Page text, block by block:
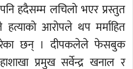
हदैसम्म लचिलो भएर प्रस्तुत
आरोपले थप मर्माहित
छन् । दीपकलेले फेसबुक
प्रमुख सर्वेन्द्र खनाल र